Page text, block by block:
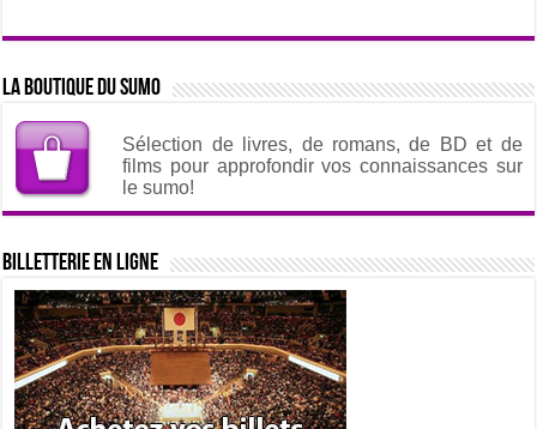
La boutique du sumo
Sélection de livres, de romans, de BD et de
films pour approfondir vos connaissances sur
le sumo!
Billetterie en ligne